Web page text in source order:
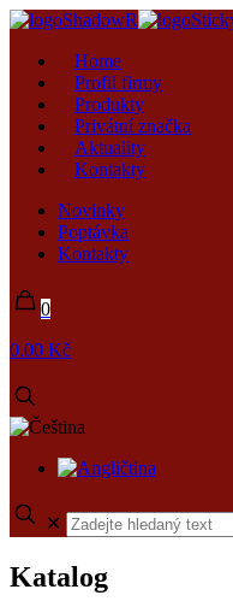
Home
Profil firmy
Produkty
Privátní značka
Aktuality
Kontakty
Novinky
Poptávka
Kontakty
0
0.00 Kč
✕
Katalog